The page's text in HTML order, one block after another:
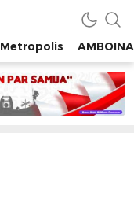
Metropolis AMBOINA